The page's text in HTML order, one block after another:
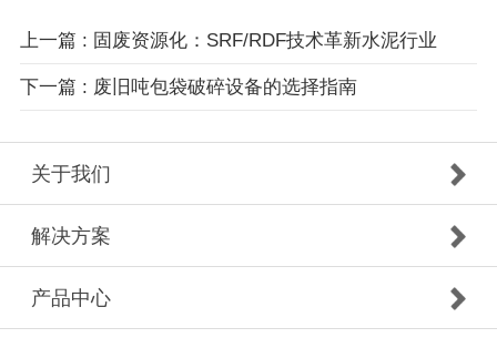
上一篇 : 固废资源化：SRF/RDF技术革新水泥行业
下一篇 : 废旧吨包袋破碎设备的选择指南
关于我们
解决方案
产品中心